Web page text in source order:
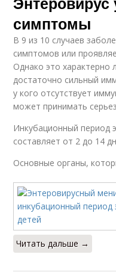
симптомы
В 9 из 10 случаев
симптомов или
Однако это
достаточно сильный
у кого отсутствует
может принимать
Инкубационный период
составляет от 2 до 14
Основные органы,
Читать дальше →